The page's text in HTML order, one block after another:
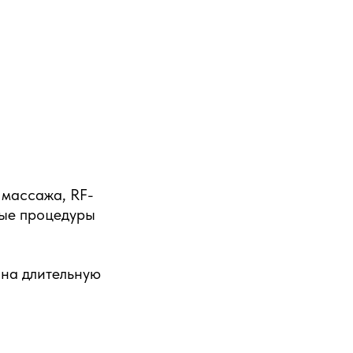
RF-
процедуры
длительную